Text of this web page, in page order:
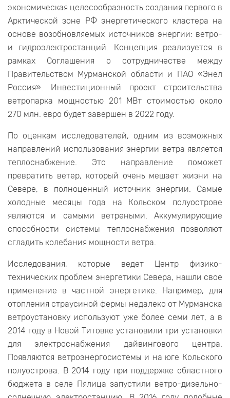
экономическая целесообразность создания первого в
Арктической зоне РФ энергетического кластера на
основе возобновляемых источников энергии: ветро-
и гидроэлектростанций. Концепция реализуется в
рамках Соглашения о сотрудничестве между
Правительством Мурманской области и ПАО «Энел
Россия». Инвестиционный проект строительства
ветропарка мощностью 201 МВт стоимостью около
270 млн. евро будет завершен в 2022 году.
По оценкам исследователей, одним из возможных
направлений использования энергии ветра является
теплоснабжение. Это направление поможет
превратить ветер, который очень мешает жизни на
Севере, в полноценный источник энергии. Самые
холодные месяцы года на Кольском полуострове
являются и самыми ветреными. Аккумулирующие
способности системы теплоснабжения позволяют
сгладить колебания мощности ветра.
Исследования, которые ведет Центр физико-
технических проблем энергетики Севера, нашли свое
применение в частной энергетике. Например, для
отопления страусиной фермы недалеко от Мурманска
ветроустановку используют уже более семи лет, а в
2014 году в Новой Титовке установили три установки
для электроснабжения дайвингового центра.
Появляются ветроэнергосистемы и на юге Кольского
полуострова. В 2014 году при поддержке областного
бюджета в селе Пялица запустили ветро-дизельно-